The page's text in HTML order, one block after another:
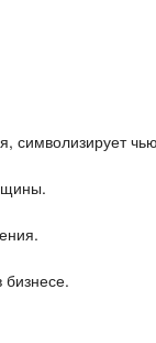
символизирует